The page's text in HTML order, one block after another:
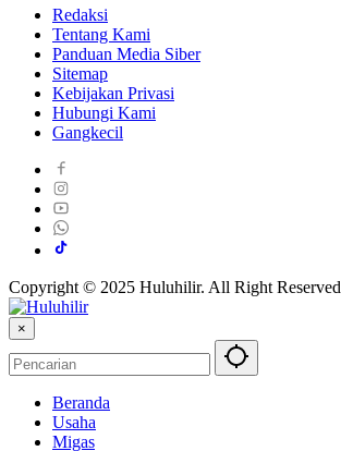
Redaksi
Tentang Kami
Panduan Media Siber
Sitemap
Kebijakan Privasi
Hubungi Kami
Gangkecil
Copyright © 2025 Huluhilir. All Right Reserved
×
Beranda
Usaha
Migas